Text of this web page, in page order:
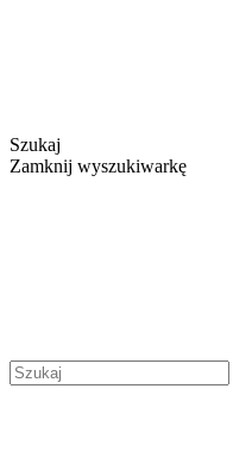
Szukaj
Zamknij wyszukiwarkę